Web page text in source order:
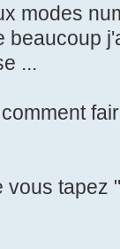
modes
beaucoup
...
tapez